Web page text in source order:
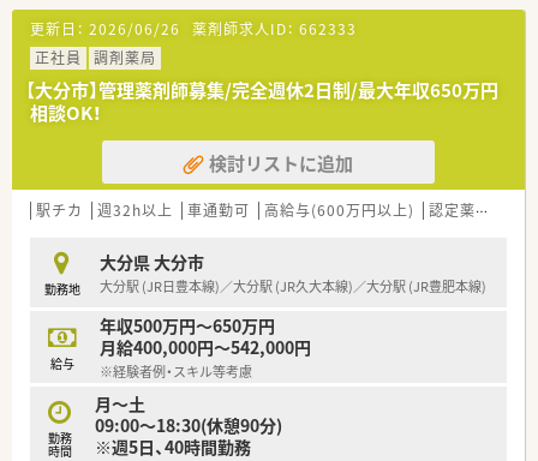
【募集背景と求める人物像について】
■2026年に市内で2店舗の新規開局を予定しており、体制強化の
ため新たな仲間を積極的に募集します。
■来年度から年間休日を120日へ増やす計画に伴い、全社的な人
員体制の強化を図っています。
■経験や年齢を問わず、会社の成長と共にキャリアを築いていき
たいという意欲のある方を歓迎します。
【求人情報について】
■ご経験やスキルによっては年収750万円も可能で、大分市内で
■有給休暇の取得率は80%以上と高く、2026年度からは年間休
日120日体制へ移行予定です。
■月5万円の住宅手当や退職金制度、リフレッシュ休暇など、手
厚い福利厚生で生活を支えます。
【勤務実態について】
■全店舗の平均残業時間は月7時間から8時間程度と少なく、プ
ライベートの時間も確保しやすいです。
■勤続1年以上で5日間の連続休暇が取得できるリフレッシュ休
暇制度があり、心身共にリフレッシュできます。
更新日： 2026/06/26 薬剤師求人ID： 662333
正社員
調剤薬局
【大分市】管理薬剤師募集/完全週休2日制/最大年収650万円
相談OK！
検討リストに追加
駅チカ 週32h以上 車通勤可 高給与(600万円以上) 認定薬剤師取得支援あり
勤務地
大分県 大分市
大分駅 (JR日豊本線)／大分駅 (JR久大本線)／大分駅 (JR豊肥本線)
給与
年収500万円～650万円
月給400,000円～542,000円
※経験者例・スキル等考慮
勤務
時間
月～土
09:00～18:30(休憩90分)
※週5日、40時間勤務